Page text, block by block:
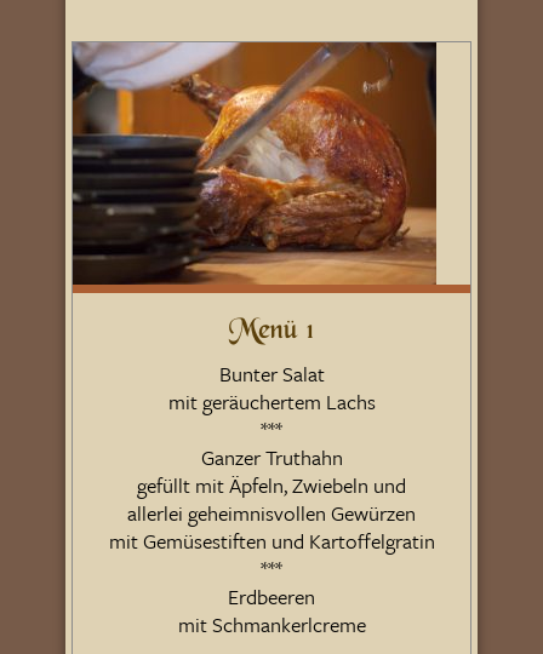
Menü 1
Bunter Salat
mit geräuchertem Lachs
***
Ganzer Truthahn
gefüllt mit Äpfeln, Zwiebeln und
allerlei geheimnisvollen Gewürzen
mit Gemüsestiften und Kartoffelgratin
***
Erdbeeren
mit Schmankerlcreme